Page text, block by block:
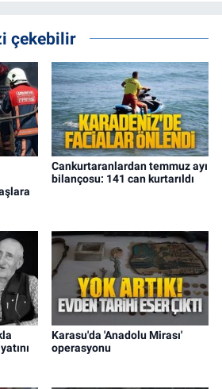
çekebilir
Cankurtaranlardan temmuz ayı
bilançosu: 141 can kurtarıldı
Karasu'da 'Anadolu Mirası'
operasyonu